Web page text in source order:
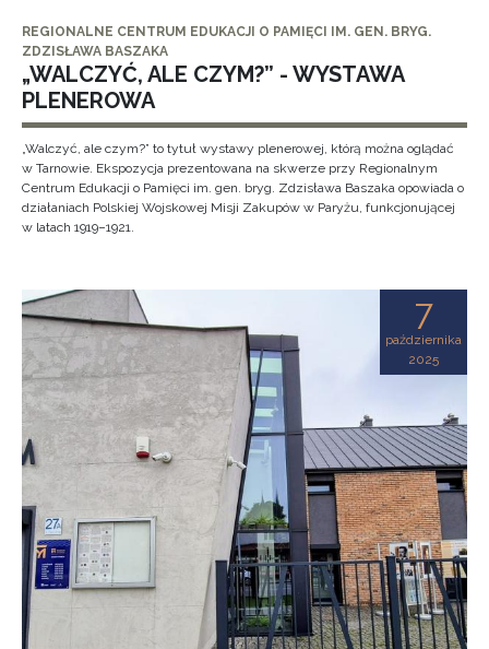
REGIONALNE CENTRUM EDUKACJI O PAMIĘCI IM. GEN. BRYG.
ZDZISŁAWA BASZAKA
„WALCZYĆ, ALE CZYM?” - WYSTAWA
PLENEROWA
„Walczyć, ale czym?” to tytuł wystawy plenerowej, którą można oglądać
w Tarnowie. Ekspozycja prezentowana na skwerze przy Regionalnym
Centrum Edukacji o Pamięci im. gen. bryg. Zdzisława Baszaka opowiada o
działaniach Polskiej Wojskowej Misji Zakupów w Paryżu, funkcjonującej
w latach 1919–1921.
7
października
2025